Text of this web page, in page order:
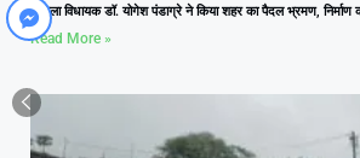
आमला विधायक डॉ. योगेश पंडाग्रे ने किया शहर का पैदल भ्रमण, निर्माण
Read More »